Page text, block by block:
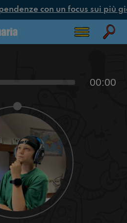
con un focus sui più
00:00